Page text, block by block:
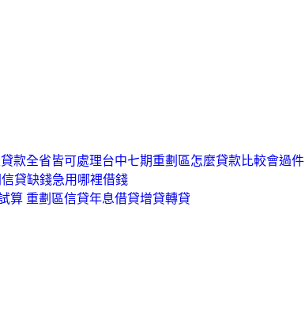
款全省皆可處理台中七期重劃區怎麼貸款比較會過件
貸缺錢急用哪裡借錢
算 重劃區信貸年息借貸增貸轉貸